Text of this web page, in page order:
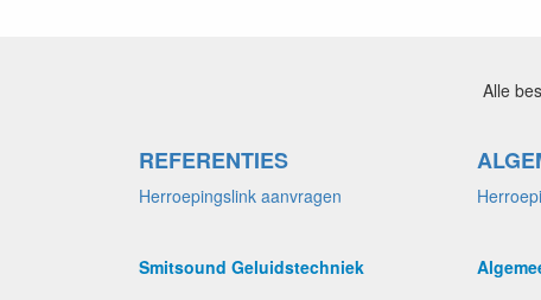
Alle
REFERENTIES
Herroepingslink aanvragen
Smitsound Geluidstechniek